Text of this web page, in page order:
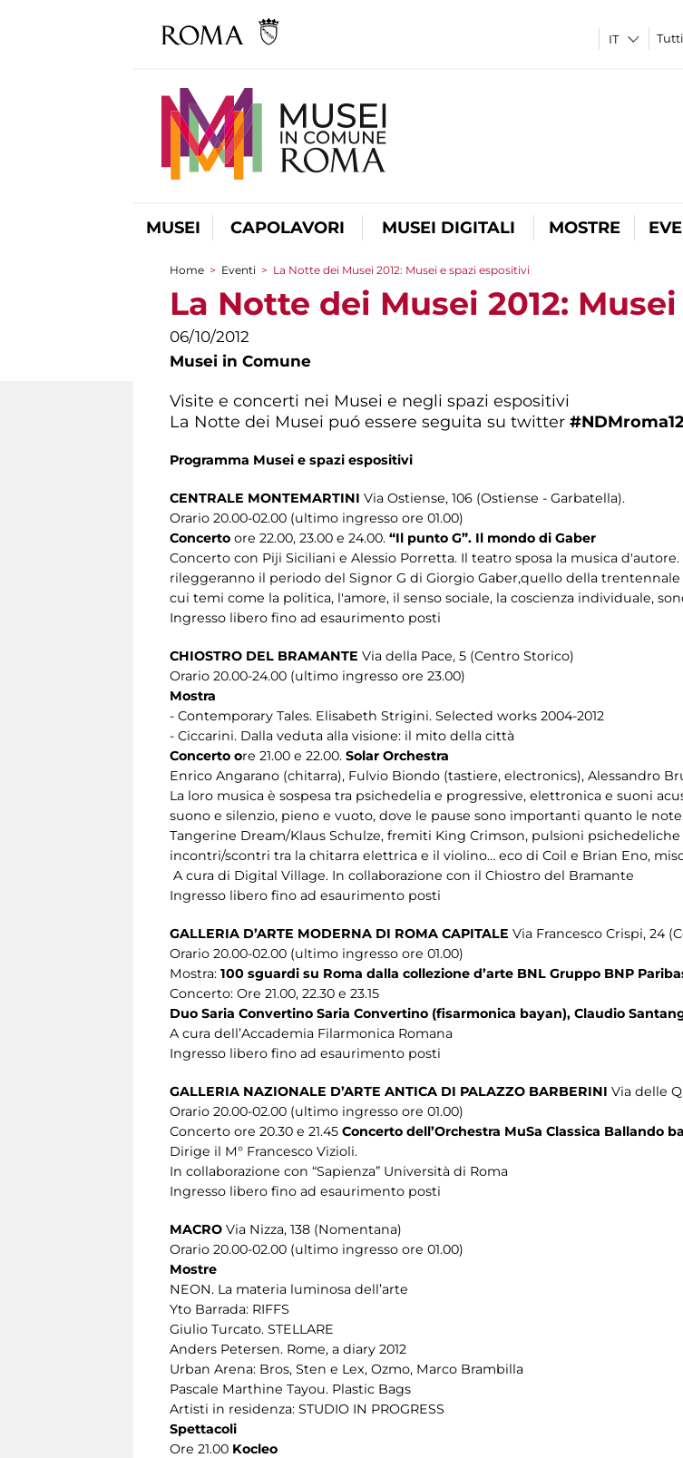
MUSEI CAPOLAVORI MUSEI DIGITALI MOSTRE
Tu sei qui
Home > Eventi > La Notte dei Musei 2012: Musei e spazi espositivi
La Notte dei Musei 2012:
06/10/2012
Musei in Comune
Visite e concerti nei Musei e negli spazi espositivi
La Notte dei Musei puó essere seguita su twitter #NDMroma12
Programma Musei e spazi espositivi
CENTRALE MONTEMARTINI Via Ostiense, 106 (Ostiense - Garbatella).
Orario 20.00-02.00 (ultimo ingresso ore 01.00)
Concerto ore 22.00, 23.00 e 24.00. “Il punto G”. Il mondo di Gaber
Concerto con Piji Siciliani e Alessio Porretta. Il teatro sposa la musica
rileggeranno il periodo del Signor G di Giorgio Gaber,quello della
cui temi come la politica, l'amore, il senso sociale, la coscienza individuale,
Ingresso libero fino ad esaurimento posti
CHIOSTRO DEL BRAMANTE Via della Pace, 5 (Centro Storico)
Orario 20.00-24.00 (ultimo ingresso ore 23.00)
Mostra
- Contemporary Tales. Elisabeth Strigini. Selected works 2004-2012
- Ciccarini. Dalla veduta alla visione: il mito della città
Concerto ore 21.00 e 22.00. Solar Orchestra
Enrico Angarano (chitarra), Fulvio Biondo (tastiere, electronics), Alessandro
La loro musica è sospesa tra psichedelia e progressive, elettronica e suoni
suono e silenzio, pieno e vuoto, dove le pause sono importanti quanto le
Tangerine Dream/Klaus Schulze, fremiti King Crimson, pulsioni
incontri/scontri tra la chitarra elettrica e il violino… eco di Coil e Brian Eno,
A cura di Digital Village. In collaborazione con il Chiostro del Bramante
Ingresso libero fino ad esaurimento posti
GALLERIA D’ARTE MODERNA DI ROMA CAPITALE Via Francesco Crispi, 24
Orario 20.00-02.00 (ultimo ingresso ore 01.00)
Mostra: 100 sguardi su Roma dalla collezione d’arte BNL Gruppo BNP
Concerto: Ore 21.00, 22.30 e 23.15
Duo Saria Convertino Saria Convertino (fisarmonica bayan), Claudio
A cura dell’Accademia Filarmonica Romana
Ingresso libero fino ad esaurimento posti
GALLERIA NAZIONALE D’ARTE ANTICA DI PALAZZO BARBERINI Via delle
Orario 20.00-02.00 (ultimo ingresso ore 01.00)
Concerto ore 20.30 e 21.45 Concerto dell’Orchestra MuSa Classica Ballando
Dirige il M° Francesco Vizioli.
In collaborazione con “Sapienza” Università di Roma
Ingresso libero fino ad esaurimento posti
MACRO Via Nizza, 138 (Nomentana)
Orario 20.00-02.00 (ultimo ingresso ore 01.00)
Mostre
NEON. La materia luminosa dell’arte
Yto Barrada: RIFFS
Giulio Turcato. STELLARE
Anders Petersen. Rome, a diary 2012
Urban Arena: Bros, Sten e Lex, Ozmo, Marco Brambilla
Pascale Marthine Tayou. Plastic Bags
Artisti in residenza: STUDIO IN PROGRESS
Spettacoli
Ore 21.00 Kocleo